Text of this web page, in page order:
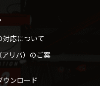
応について
リバ）のご案
ウンロード